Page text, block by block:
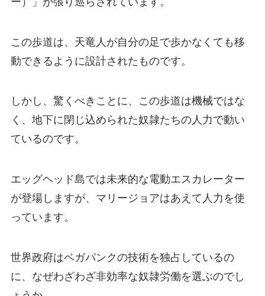
この歩道は、天竜人が自分の足で歩かなくても移
動できるように設計されたものです。
しかし、驚くべきことに、この歩道は機械ではな
く、地下に閉じ込められた奴隷たちの人力で動い
ているのです。
エッグヘッド島では未来的な電動エスカレーター
が登場しますが、マリージョアはあえて人力を使
っています。
世界政府はベガパンクの技術を独占しているの
に、なぜわざわざ非効率な奴隷労働を選ぶのでし